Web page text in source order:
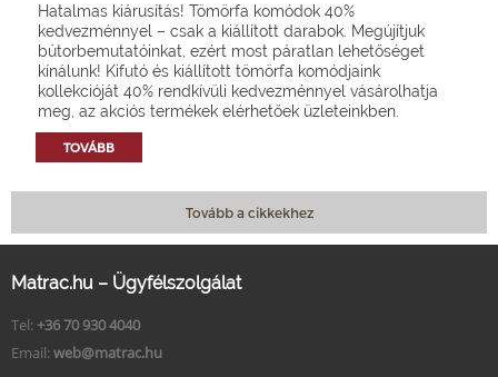
Hatalmas kiárusítás! Tömörfa komódok 40%
kedvezménnyel – csak a kiállított darabok. Megújítjuk
bútorbemutatóinkat, ezért most páratlan lehetőséget
kínálunk! Kifutó és kiállított tömörfa komódjaink
kollekcióját 40% rendkívüli kedvezménnyel vásárolhatja
meg, az akciós termékek elérhetőek üzleteinkben.
TOVÁBB
Tovább a cikkekhez
Matrac.hu – Ügyfélszolgálat
Tel: +36 70 930 4040
Email: web@matrac.hu